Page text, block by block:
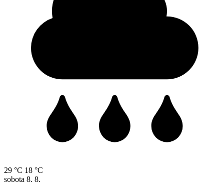
29 °C 18 °C
sobota 8. 8.